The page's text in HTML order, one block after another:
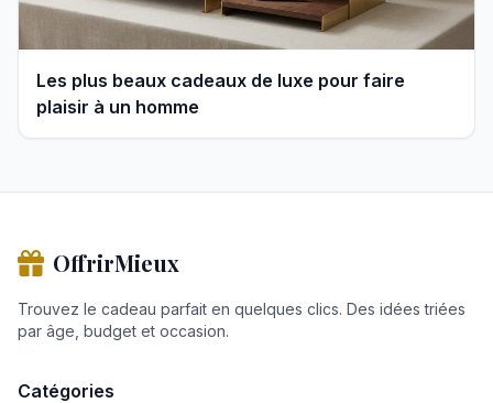
Les plus beaux cadeaux de luxe pour faire
plaisir à un homme
OffrirMieux
Trouvez le cadeau parfait en quelques clics. Des idées triées
par âge, budget et occasion.
Catégories